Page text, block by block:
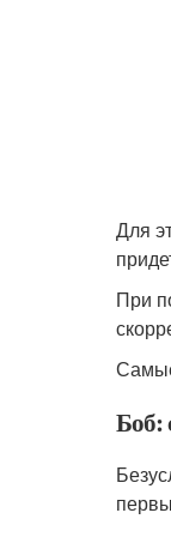
Для
При
Боб: